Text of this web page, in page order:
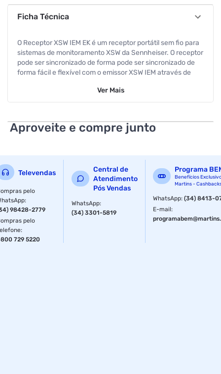
Ficha Técnica
O Receptor XSW IEM EK é um receptor portátil sem fio para
sistemas de monitoramento XSW da Sennheiser. O receptor
pode ser sincronizado de forma pode ser sincronizado de
forma fácil e flexível com o emissor XSW IEM através de
Informação adicional:
Modulação: Banda larga FM
Ver Mais
Aproveite e compre junto
Televendas
pelo
:
98428-2779
pelo
:
729 5220
Central de
Atendimento
Pós Vendas
WhatsApp:
(34) 3301-5819
Programa
Benefícios
Martins -
WhatsApp:(34) 8413-
E-mail: